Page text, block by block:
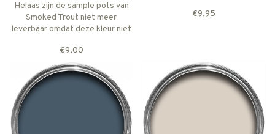
Helaas zijn de sample pots van
Smoked Trout niet meer
leverbaar omdat deze kleur niet
Smoked Trout is nog wel
leverbaar in alle Farrow & Ball
verftypes.
€9,00
€9,95